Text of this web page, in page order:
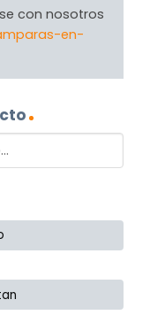
con nosotros
en-